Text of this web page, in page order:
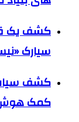
کشف یک
سیارک
کشف
کمک